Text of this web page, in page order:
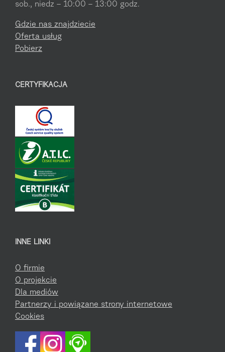
sob., niedz – 10:00 – 13:00 godz.
Gdzie nas znajdziecie
Oferta usług
Pobierz
CERTYFIKACJA
INNE LINKI
O firmie
O projekcie
Dla mediów
Partnerzy i powiązane strony internetowe
Cookies